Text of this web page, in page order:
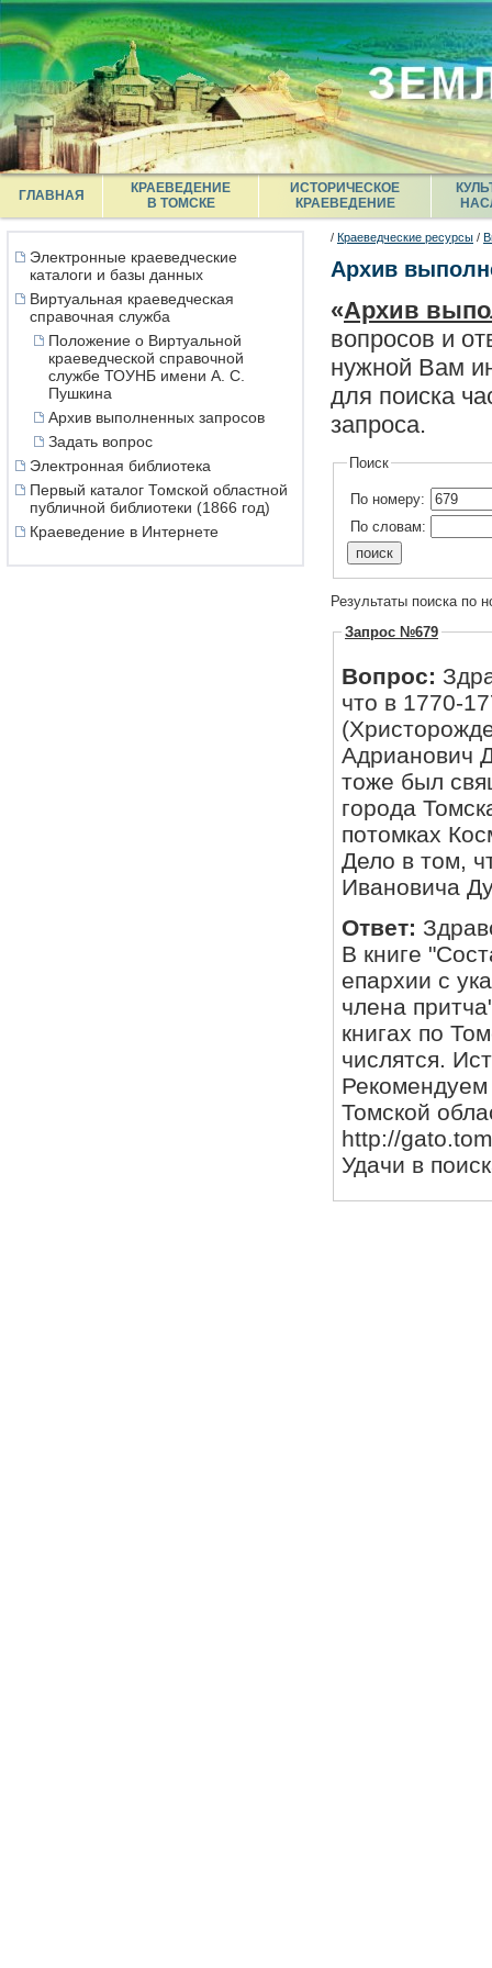
ГЛАВНАЯ
КРАЕВЕДЕНИЕ
В ТОМСКЕ
ИСТОРИЧЕСКОЕ
КРАЕВЕДЕНИЕ
Электронные краеведческие
каталоги и базы данных
Виртуальная краеведческая
справочная служба
Положение о Виртуальной
краеведческой справочной
службе ТОУНБ имени А. С.
Пушкина
Архив выполненных запросов
Задать вопрос
Электронная библиотека
Первый каталог Томской областной
публичной библиотеки (1866 год)
Краеведение в Интернете
/ Краеведческие ресурсы /
Архив
«Архив
вопросов и
нужной Вам
для поиска
запроса.
Поиск
По номеру:
По словам:
Результаты поиска по
Запрос №679
Вопрос:
что в 1770-
Адрианович
тоже был
города
потомках
Дело в том,
Ивановича
Ответ:
В книге
епархии с
члена
книгах по
числятся.
Рекомендуем
Томской
http://
Удачи в